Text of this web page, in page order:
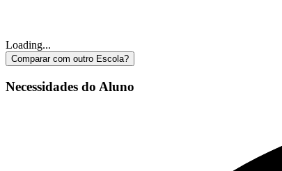
Loading...
Comparar com outro Escola?
Necessidades do Aluno